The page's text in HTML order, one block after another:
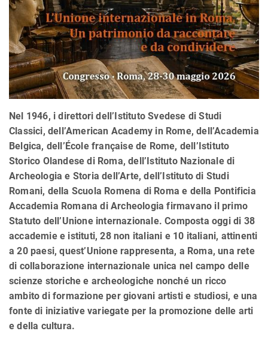
Nel 1946, i direttori dell’Istituto Svedese di Studi
Classici, dell’American Academy in Rome, dell’Academia
Belgica, dell’École française de Rome, dell’Istituto
Storico Olandese di Roma, dell’Istituto Nazionale di
Archeologia e Storia dell’Arte, dell’Istituto di Studi
Romani, della Scuola Romena di Roma e della Pontificia
Accademia Romana di Archeologia firmavano il primo
Statuto dell’Unione internazionale. Composta oggi di 38
accademie e istituti, 28 non italiani e 10 italiani, attinenti
a 20 paesi, quest’Unione rappresenta, a Roma, una rete
di collaborazione internazionale unica nel campo delle
scienze storiche e archeologiche nonché un ricco
ambito di formazione per giovani artisti e studiosi, e una
fonte di iniziative variegate per la promozione delle arti
e della cultura.